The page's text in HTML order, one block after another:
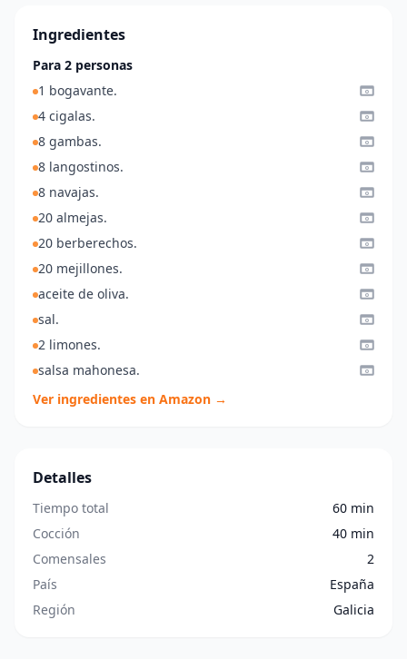
Ingredientes
Para 2 personas
1 bogavante.
4 cigalas.
8 gambas.
8 langostinos.
8 navajas.
20 almejas.
20 berberechos.
20 mejillones.
aceite de oliva.
sal.
2 limones.
salsa mahonesa.
Ver ingredientes en Amazon →
Detalles
Tiempo total
60 min
Cocción
40 min
Comensales
2
País
España
Región
Galicia